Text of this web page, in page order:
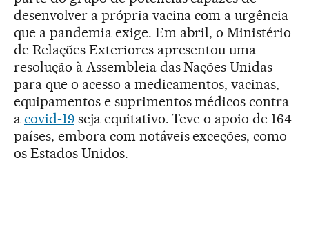
desenvolver a própria vacina com a urgência
que a pandemia exige. Em abril, o Ministério
de Relações Exteriores apresentou uma
resolução à Assembleia das Nações Unidas
para que o acesso a medicamentos, vacinas,
equipamentos e suprimentos médicos contra
a covid-19seja equitativo. Teve o apoio de 164
países, embora com notáveis exceções, como
os Estados Unidos.